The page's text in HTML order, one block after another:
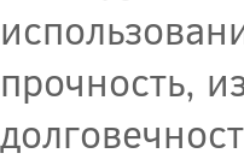
прочность,